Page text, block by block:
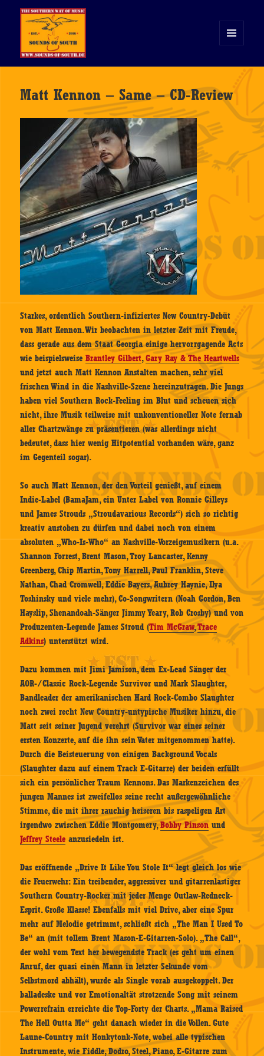
WIDGETS
Matt Kennon – Same – CD-Review
Starkes, ordentlich Southern-infiziertes New Country-Debüt
von Matt Kennon. Wir beobachten in letzter Zeit mit Freude,
dass gerade aus dem Staat Georgia einige hervorrgagende Acts
wie beispielsweiseBrantley Gilbert,Gary Ray & The Heartwells
und jetzt auch Matt Kennon Anstalten machen, sehr viel
frischen Wind in die Nashville-Szene hereinzutragen. Die Jungs
haben viel Southern Rock-Feeling im Blut und scheuen sich
nicht, ihre Musik teilweise mit unkonventioneller Note fernab
aller Chartzwänge zu präsentieren (was allerdings nicht
bedeutet, dass hier wenig Hitpotential vorhanden wäre, ganz
im Gegenteil sogar).
So auch Matt Kennon, der den Vorteil genießt, auf einem
Indie-Label (BamaJam, ein Unter Label von Ronnie Gilleys
und James Strouds „Stroudavarious Records“) sich so richtig
kreativ austoben zu dürfen und dabei noch von einem
absoluten „Who-Is-Who“ an Nashville-Vorzeigemusikern (u.a.
Shannon Forrest, Brent Mason, Troy Lancaster, Kenny
Greenberg, Chip Martin, Tony Harrell, Paul Franklin, Steve
Nathan, Chad Cromwell, Eddie Bayers, Aubrey Haynie, Ilya
Toshinsky und viele mehr), Co-Songwritern (Noah Gordon, Ben
Hayslip, Shenandoah-Sänger Jimmy Yeary, Rob Crosby) und von
Produzenten-Legende James Stroud (Tim McGraw,Trace
Adkins) unterstützt wird.
Dazu kommen mit Jimi Jamison, dem Ex-Lead Sänger der
AOR-/Classic Rock-Legende Survivor und Mark Slaughter,
Bandleader der amerikanischen Hard Rock-Combo Slaughter
noch zwei recht New Country-untypische Musiker hinzu, die
Matt seit seiner Jugend verehrt (Survivor war eines seiner
ersten Konzerte, auf die ihn sein Vater mitgenommen hatte).
Durch die Beisteuerung von einigen Background Vocals
(Slaughter dazu auf einem Track E-Gitarre) der beiden erfüllt
sich ein persönlicher Traum Kennons. Das Markenzeichen des
jungen Mannes ist zweifellos seine recht außergewöhnliche
Stimme, die mit ihrer rauchig heiseren bis raspeligen Art
irgendwo zwischen Eddie Montgomery,Bobby Pinsonund
Jeffrey Steele anzusiedeln ist.
Das eröffnende „Drive It Like You Stole It“ legt gleich los wie
die Feuerwehr: Ein treibender, aggressiver und gitarrenlastiger
Southern Country-Rocker mit jeder Menge Outlaw-Redneck-
Esprit. Große Klasse! Ebenfalls mit viel Drive, aber eine Spur
mehr auf Melodie getrimmt, schließt sich „The Man I Used To
Be“ an (mit tollem Brent Mason-E-Gitarren-Solo). „The Call“,
der wohl vom Text her bewegendste Track (es geht um einen
Anruf, der quasi einen Mann in letzter Sekunde vom
Selbstmord abhält), wurde als Single vorab ausgekoppelt. Der
balladeske und vor Emotionaltät strotzende Song mit seinem
Powerrefrain erreichte die Top-Forty der Charts. „Mama Raised
The Hell Outta Me“ geht danach wieder in die Vollen. Gute
Laune-Country mit Honkytonk-Note, wobei alle typischen
Instrumente, wie Fiddle, Dodro, Steel, Piano, E-Gitarre zum